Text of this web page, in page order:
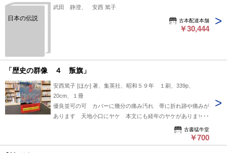
日本の伝説
武田 静澄、 安西 篤子
古本配達本舗
￥30,444
「歴史の群像 ４ 叛旗」
安西篤子 [ほか] 著、集英社、昭和５９年 １刷、339p、
20cm、１冊
優良並可の可 カバーに幾分の痛み汚れ 帯に折れ跡や痛みが
あります 天地小口にヤケ 本文にも経年のヤケがあります
通読には差し支えのない程度です ※厚さ約３センチあります
古書猛牛堂
￥700